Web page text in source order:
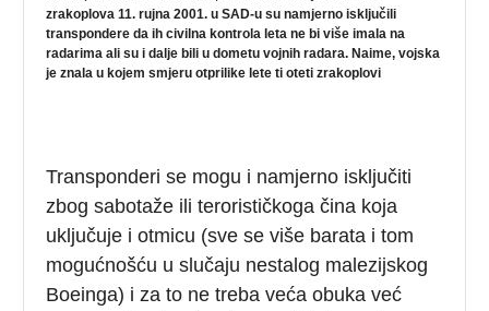
zrakoplova 11. rujna 2001. u SAD-u su namjerno isključili
transpondere da ih civilna kontrola leta ne bi više imala na
radarima ali su i dalje bili u dometu vojnih radara. Naime, vojska
je znala u kojem smjeru otprilike lete ti oteti zrakoplovi
Transponderi se mogu i namjerno isključiti
zbog sabotaže ili terorističkoga čina koja
uključuje i otmicu (sve se više barata i tom
mogućnošću u slučaju nestalog malezijskog
Boeinga) i za to ne treba veća obuka već